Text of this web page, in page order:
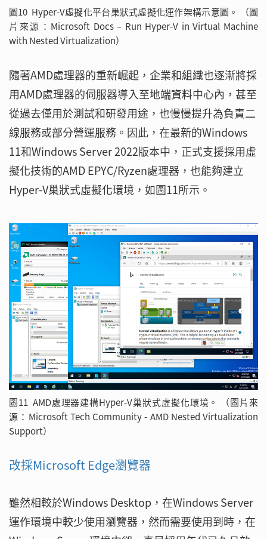
圖10 Hyper-V虛擬化平台巢狀式虛擬化運作架構示意圖。 （圖
片來源：Microsoft Docs – Run Hyper-V in Virtual Machine
with Nested Virtualization）
隨著AMD處理器的重新崛起，企業和組織也逐漸將採
用AMD處理器的伺服器導入至地端資料中心內，甚至
從過去僅用於測試和研發用途，也慢慢提升為負責二
線服務或部分營運服務。因此，在最新的Windows
11和Windows Server 2022版本中，正式支援採用虛
擬化技術的AMD EPYC/Ryzen處理器，也能夠建立
Hyper-V巢狀式虛擬化環境，如圖11所示。
圖11 AMD處理器建構Hyper-V巢狀式虛擬化環境。 （圖片來
源：Microsoft Tech Community - AMD Nested Virtualization
Support）
改採Microsoft Edge瀏覽器
雖然相較於Windows Desktop，在Windows Server
運作環境中較少使用瀏覽器，然而需要使用到時，在